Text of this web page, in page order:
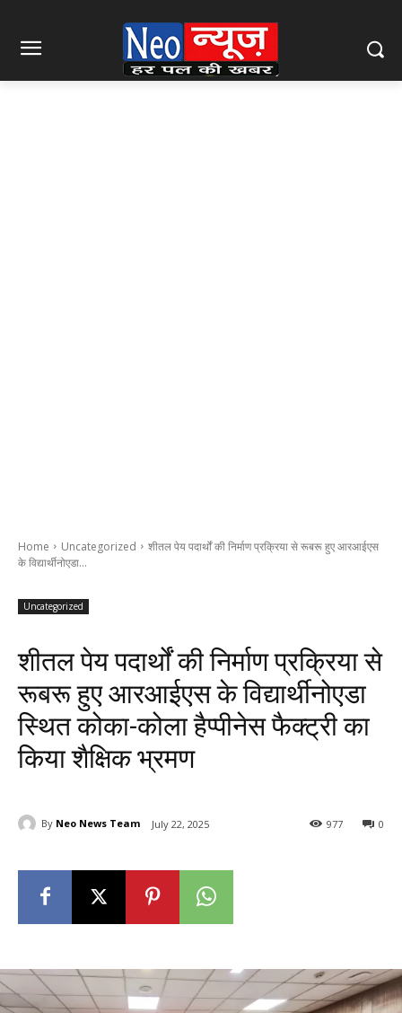
Home Uncategorized
शीतल पेय पदार्थों की निर्माण प्रक्रिया से रूबरू हुए आरआईएस
के विद्यार्थीनोएडा...
Uncategorized
शीतल पेय पदार्थों की निर्माण प्रक्रिया से
रूबरू हुए आरआईएस के विद्यार्थीनोएडा
स्थित कोका-कोला हैप्पीनेस फैक्ट्री का
किया शैक्षिक भ्रमण
By Neo News Team July 22, 2025 0
977